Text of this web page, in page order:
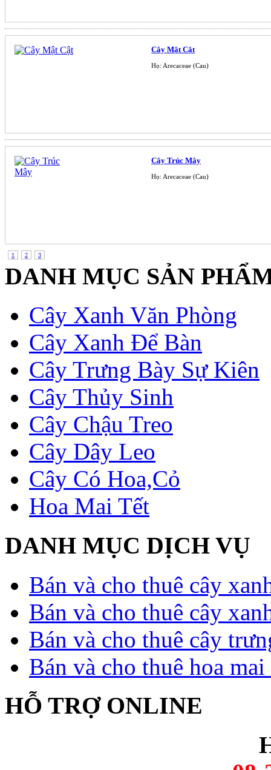
Cây Mật Cật
Họ: Arecaceae (Cau)
Cây Trúc Mây
Họ: Arecaceae (Cau)
1 2 3
DANH MỤC SẢN
Cây Xanh Văn Phòng
Cây Xanh Để Bàn
Cây Trưng Bày Sự Kiên
Cây Thủy Sinh
Cây Chậu Treo
Cây Dây Leo
Cây Có Hoa,Cỏ
Hoa Mai Tết
DANH MỤC DỊCH VỤ
Bán và cho thuê cây
Bán và cho thuê cây
Bán và cho thuê cây
Bán và cho thuê hoa mai
HỖ TRỢ ONLINE